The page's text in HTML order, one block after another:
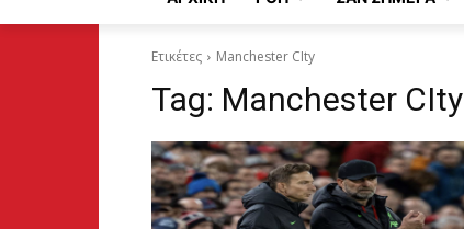
Ετικέτες Manchester CIty
Tag: Manchester CIty